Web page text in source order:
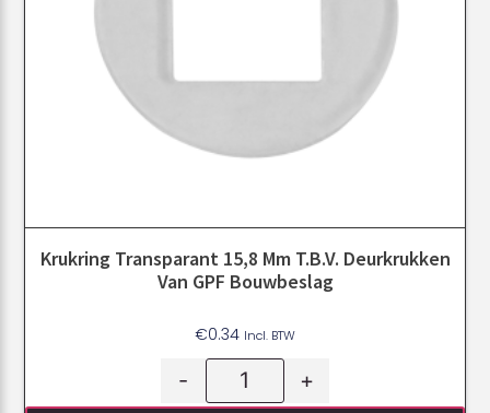
Krukring Transparant 15,8 Mm T.b.v. Deurkrukken
Van GPF Bouwbeslag
€0.34 Incl. BTW
- +